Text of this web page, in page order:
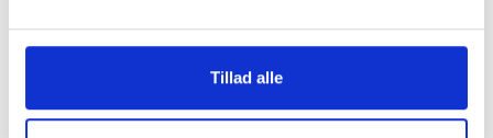
Tillad alle